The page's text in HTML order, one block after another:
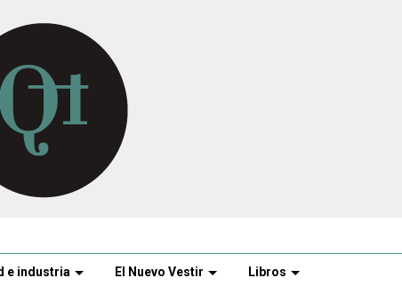
e industria El Nuevo Vestir Libros